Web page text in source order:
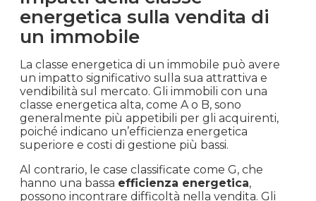
sulle opportunità di risparmio energetico.
Un tecnico abilitato alla certificazione energetica
processo di ottenimento della certificazione
energetica, garantendo una valutazione
accurata e fornendo consigli preziosi per
migliorare l’efficienza energetica degli immobili.
Impatti della classe
energetica sulla vendita di
un immobile